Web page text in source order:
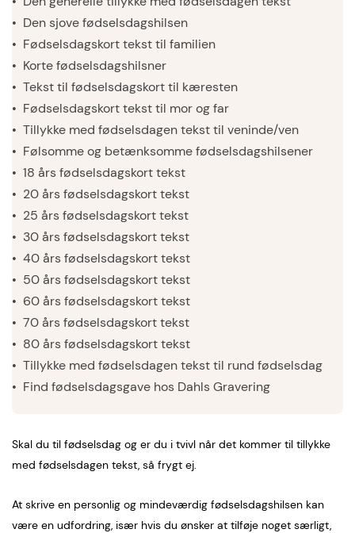
Den sjove fødselsdagshilsen
Fødselsdagskort tekst til familien
Korte fødselsdagshilsner
Tekst til fødselsdagskort til kæresten
Fødselsdagskort tekst til mor og far
Tillykke med fødselsdagen tekst til veninde/ven
Følsomme og betænksomme fødselsdagshilsener
18 års fødselsdagskort tekst
20 års fødselsdagskort tekst
25 års fødselsdagskort tekst
30 års fødselsdagskort tekst
40 års fødselsdagskort tekst
50 års fødselsdagskort tekst
60 års fødselsdagskort tekst
70 års fødselsdagskort tekst
80 års fødselsdagskort tekst
Tillykke med fødselsdagen tekst til rund fødselsdag
Find fødselsdagsgave hos Dahls Gravering
Skal du til fødselsdag og er du i tvivl når det kommer til tillykke
med fødselsdagen tekst, så frygt ej.
At skrive en personlig og mindeværdig fødselsdagshilsen kan
være en udfordring, især hvis du ønsker at tilføje noget særligt,